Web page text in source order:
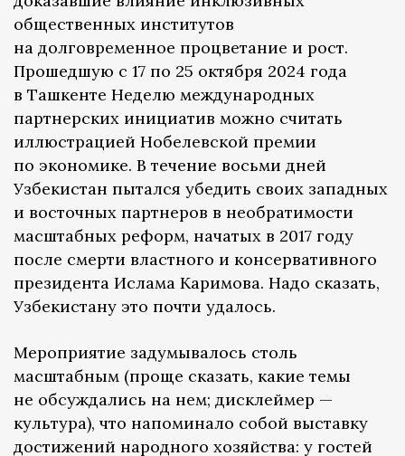
общественных институтов
на долговременное процветание и рост.
Прошедшую с 17 по 25 октября 2024 года
в Ташкенте Неделю международных
партнерских инициатив можно считать
иллюстрацией Нобелевской премии
по экономике. В течение восьми дней
Узбекистан пытался убедить своих западных
и восточных партнеров в необратимости
масштабных реформ, начатых в 2017 году
после смерти властного и консервативного
президента Ислама Каримова. Надо сказать,
Узбекистану это почти удалось.
Мероприятие задумывалось столь
масштабным (проще сказать, какие темы
не обсуждались на нем; дисклеймер —
культура), что напоминало собой выставку
достижений народного хозяйства: у гостей